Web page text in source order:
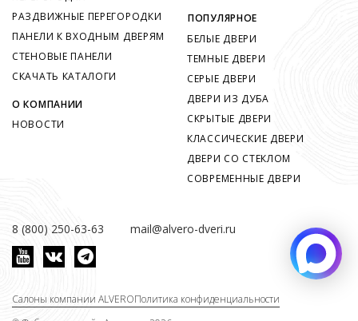
8 (800) 250-63-63 mail@alvero-dveri.ru
РАЗДВИЖНЫЕ ПЕРЕГОРОДКИ
ПАНЕЛИ К ВХОДНЫМ ДВЕРЯМ
СТЕНОВЫЕ ПАНЕЛИ
СКАЧАТЬ КАТАЛОГИ
О КОМПАНИИ
НОВОСТИ
ПОПУЛЯРНОЕ
БЕЛЫЕ ДВЕРИ
ТЕМНЫЕ ДВЕРИ
СЕРЫЕ ДВЕРИ
ДВЕРИ ИЗ ДУБА
СКРЫТЫЕ ДВЕРИ
КЛАССИЧЕСКИЕ ДВЕРИ
ДВЕРИ СО СТЕКЛОМ
СОВРЕМЕННЫЕ ДВЕРИ
Салоны компании ALVEROПолитика конфиденциальности